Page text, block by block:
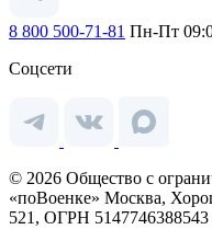
8 800 500-71-81 Пн-Пт
Соцсети
© 2026 Общество с
«поВоенке» Москва,
521, ОГРН